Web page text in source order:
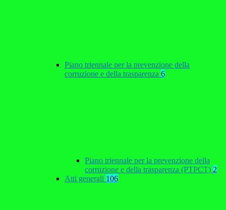
Piano triennale per la prevenzione della
corruzione e della trasparenza 6
Piano triennale per la prevenzione della
corruzione e della trasparenza (PTPCT) 2
Atti generali 106